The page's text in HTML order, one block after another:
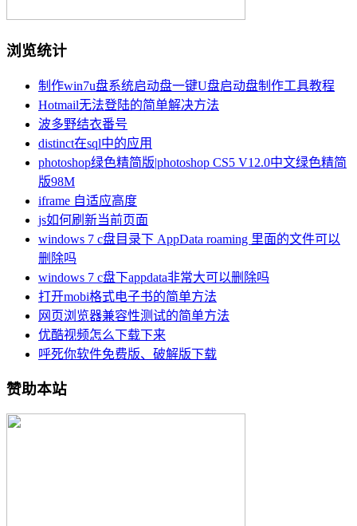
浏览统计
制作win7u盘系统启动盘一键U盘启动盘制作工具教程
Hotmail无法登陆的简单解决方法
波多野结衣番号
distinct在sql中的应用
photoshop绿色精简版|photoshop CS5 V12.0中文绿色精简
版98M
iframe 自适应高度
js如何刷新当前页面
windows 7 c盘目录下 AppData roaming 里面的文件可以
删除吗
windows 7 c盘下appdata非常大可以删除吗
打开mobi格式电子书的简单方法
网页浏览器兼容性测试的简单方法
优酷视频怎么下载下来
呼死你软件免费版、破解版下载
赞助本站